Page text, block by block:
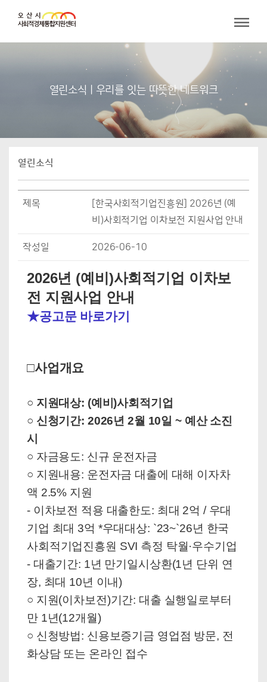
열린소식 | 우리를 잇는 따뜻한 네트워크
열린소식
제목
[한국사회적기업진흥원] 2026년 (예
비)사회적기업 이차보전 지원사업 안내
작성일 2026-06-10
2026년 (예비)사회적기업 이차보
전 지원사업 안내
★공고문 바로가기
□사업개요
○ 지원대상: (예비)사회적기업
○ 신청기간: 2026년 2월 10일 ~ 예산 소진
시
○ 자금용도: 신규 운전자금
○ 지원내용: 운전자금 대출에 대해 이자차
액 2.5% 지원
- 이차보전 적용 대출한도: 최대 2억 / 우대
기업 최대 3억 *우대대상: `23~`26년 한국
사회적기업진흥원 SVI 측정 탁월·우수기업
- 대출기간: 1년 만기일시상환(1년 단위 연
장, 최대 10년 이내)
○ 지원(이차보전)기간: 대출 실행일로부터
만 1년(12개월)
○ 신청방법: 신용보증기금 영업점 방문, 전
화상담 또는 온라인 접수